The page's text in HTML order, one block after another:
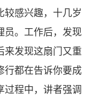
较感兴趣，十几岁
员。工作后，发现
来发现这扇门又重
行都在告诉你要成
过程中，讲者强调